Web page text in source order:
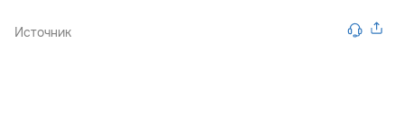
Источник